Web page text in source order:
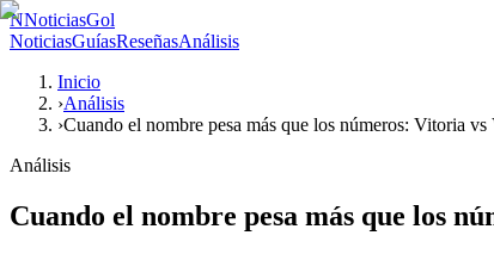
NNoticiasGol
NoticiasGuíasReseñasAnálisis
Inicio
›Análisis
›Cuando el nombre pesa más que los números: Vitoria vs
Análisis
Cuando el nombre pesa más que los